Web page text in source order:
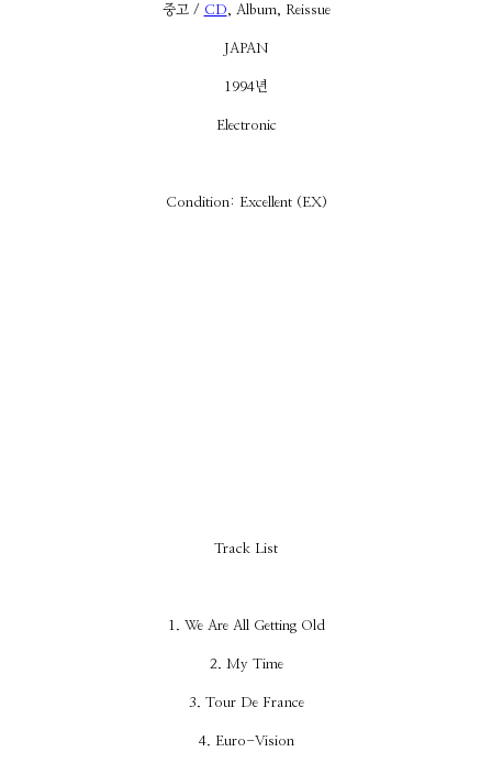
중고 / CD , Album, Reissue
JAPAN
1994년
Electronic
Condition: Excellent (EX)
Track List
1. We Are All Getting Old
2. My Time
3. Tour De France
4. Euro-Vision